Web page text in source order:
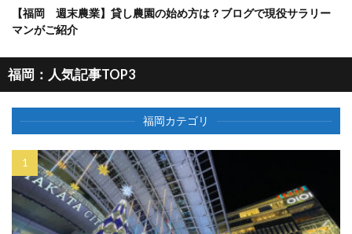
【福岡 週末農業】貸し農園の始め方は？ブログで現役サラリー
マンがご紹介
福岡：人気記事TOP3
福岡カテゴリ